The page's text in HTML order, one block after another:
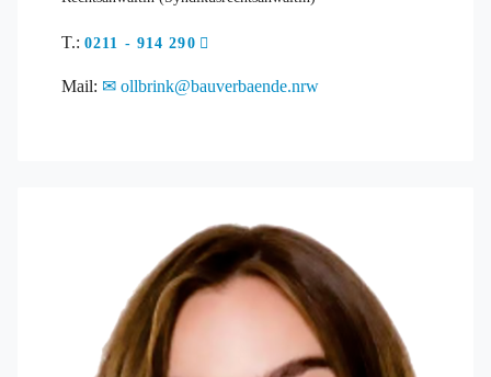
T.: 0211 - 914 290
Mail: ollbrink@bauverbaende.nrw